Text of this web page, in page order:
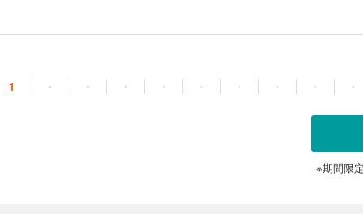
1 ・ ・ ・ ・ ・ ・ ・ ・ ・
※期間限